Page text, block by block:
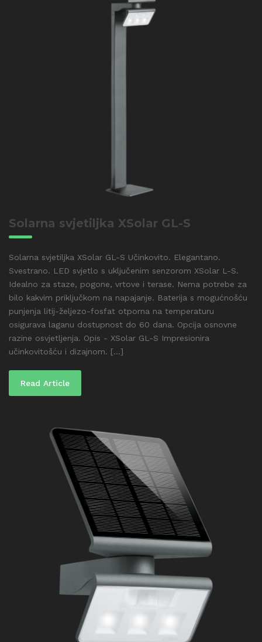
Solarna svjetiljka XSolar GL-S
Solarna svjetiljka XSolar GL-S Učinkovito. Elegantano.
Svestrano. LED svjetlo s uključenim senzorom XSolar L-S.
Idealno za staze, pogone, vrtove i terase. Nema potrebe za
bilo kakvim priključkom na napajanje. Baterija s mogućnošću
punjenja litij-željezo-fosfat otporna na temperaturu
osigurava laganu dostupnost do 60 dana. Opcija osnovne
razine osvjetljenja. Opis - XSolar GL-S Impresionira
učinkovitošću i dizajnom. [...]
Read Article